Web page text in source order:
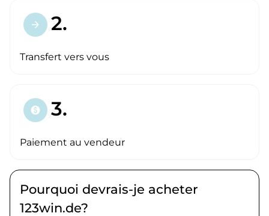
arrow_forward 2.
Transfert vers vous
paid 3.
Paiement au vendeur
Pourquoi devrais-je acheter
123win.de?